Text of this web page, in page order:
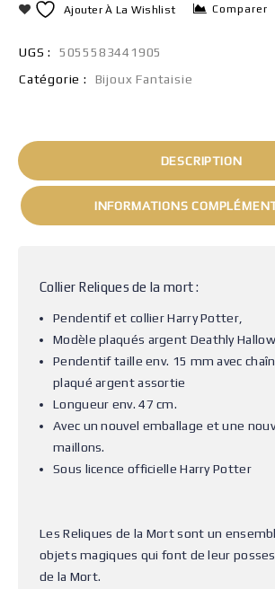
Ajouter À La Wishlist Comparer
UGS :
5055583441905
Catégorie :
Bijoux Fantaisie
DESCRIPTION
INFORMATIONS
Collier Reliques de la mort :
Pendentif et collier Harry Potter,
Modèle plaqués argent Deathly
Pendentif taille env. 15 mm avec
plaqué argent assortie
Longueur env. 47 cm.
Avec un nouvel emballage et une
maillons.
Sous licence officielle Harry Potter
Les Reliques de la Mort sont un
objets magiques qui font de leur
de la Mort.